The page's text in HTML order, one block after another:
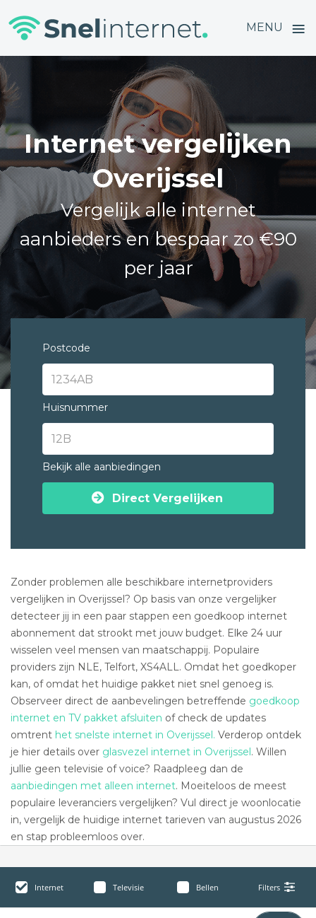
MENU ≡
Skip
to
content
Internet vergelijken
Overijssel
Vergelijk alle internet
aanbieders en bespaar zo €90
per jaar
Postcode
Huisnummer
Bekijk alle aanbiedingen
Direct Vergelijken
Zonder problemen alle beschikbare internetproviders
vergelijken in Overijssel? Op basis van onze vergelijker
detecteer jij in een paar stappen een goedkoop internet
abonnement dat strookt met jouw budget. Elke 24 uur
wisselen veel mensen van maatschappij. Populaire
providers zijn NLE, Telfort, XS4ALL. Omdat het goedkoper
kan, of omdat het huidige pakket niet snel genoeg is.
Observeer direct de aanbevelingen betreffende goedkoop
internet en TV pakket afsluiten of check de updates
omtrent het snelste internet in Overijssel. Verderop ontdek
je hier details over glasvezel internet in Overijssel. Willen
jullie geen televisie of voice? Raadpleeg dan de
aanbiedingen met alleen internet. Moeiteloos de meest
populaire leveranciers vergelijken? Vul direct je woonlocatie
in, vergelijk de huidige internet tarieven van augustus 2026
en stap probleemloos over.
Internet Televisie Bellen Filters